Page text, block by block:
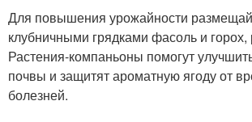
Для повышения урожайности
клубничными грядками фасоль и горох,
Растения-компаньоны помогут
почвы и защитят ароматную ягоду от
болезней.